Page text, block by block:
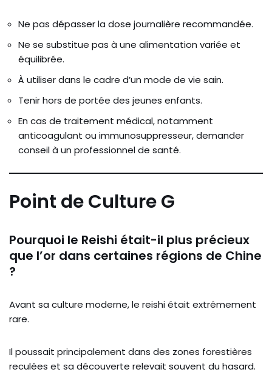
Ne pas dépasser la dose journalière recommandée.
Ne se substitue pas à une alimentation variée et
équilibrée.
À utiliser dans le cadre d’un mode de vie sain.
Tenir hors de portée des jeunes enfants.
En cas de traitement médical, notamment
anticoagulant ou immunosuppresseur, demander
conseil à un professionnel de santé.
Point de Culture G
Pourquoi le Reishi était-il plus précieux
que l’or dans certaines régions de Chine
?
Avant sa culture moderne, le reishi était extrêmement
rare.
Il poussait principalement dans des zones forestières
reculées et sa découverte relevait souvent du hasard.